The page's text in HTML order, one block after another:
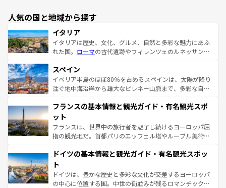
人気の国と地域から探す
イタリア
イタリアは歴史、文化、グルメ、自然と多彩な魅力にあふ
れた国。 ローマの古代遺跡やフィレンツェのルネッサンス
ろん、トスカーナの美しい田園風景やアマルフィ海岸の絶
景など、自然景観も見逃せない。観光の合間には、本場の
ピザやパスタなど、絶品のイタリア料理を堪能することも
ませてくれるイタリアで、忘れられない旅をしてみよう！
なお、新着のイタリア情報は
しい。
スペイン
イベリア半島のほぼ80％を占めるスペインは、太陽が降り
注ぐ地中海沿岸から雄大なピレネー山脈まで、多彩な自然
文化が根付くこの国では、情熱的なフラメンコ、熱気あふ
れる闘牛、そして美味しいタパスが生活の一部となってい
る。首都マドリードの洗練された雰囲気や、バルセロナの
アートに溢れた街角から、地方では古代ローマ遺跡や中世
せる。地方によって風土や気候が異なるスペインはその個
ンテンツ一覧 を参照してほしい。
フランスの基本情報と観光ガイド・有名観光スポ
ット
フランスは、世界中の旅行者を魅了し続けるヨーロッパ屈
指の観光地だ。首都パリのエッフェル塔やルーブル美術館
で、幅広い魅力が詰まっている。華麗な宮殿、歴史的な大
聖堂、美しいビーチ、そして豊かな自然が、訪れる者を心
から魅了する。また、フランスは美食の国としても知ら
れ、フランス料理はユネスコ無形文化遺産にも登録されて
ドイツの基本情報と観光ガイド・有名観光スポッ
ト
ドイツは、豊かな歴史と多彩な文化が交差するヨーロッパ
の中心に位置する国。中世の街並みが残るロマンチック街